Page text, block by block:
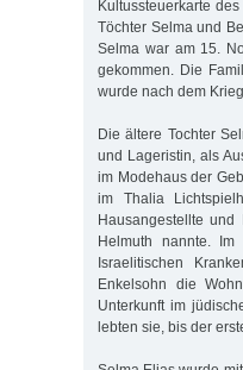
Kultussteuerkarte
Töchter Selma und
Selma war am 15.
gekommen. Die
wurde nach dem
Die ältere Tochter
und Lageristin, als
im Modehaus der
im Thalia
Hausangestellte
Helmuth nannte.
Israelitischen
Enkelsohn die
Unterkunft im
lebten sie, bis der